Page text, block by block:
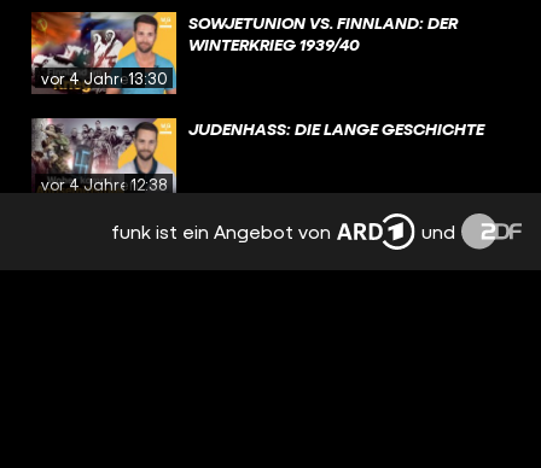
vor 4 Jahren13:30
SOWJETUNION VS. FINNLAND: DER
WINTERKRIEG 1939/40
vor 4 Jahren12:38
JUDENHASS: DIE LANGE GESCHICHTE
DIE GESCHICHTE DES CANNABIS: VON
VERBOT BIS LEGALISIERUNG
funk ist ein Angebot von und